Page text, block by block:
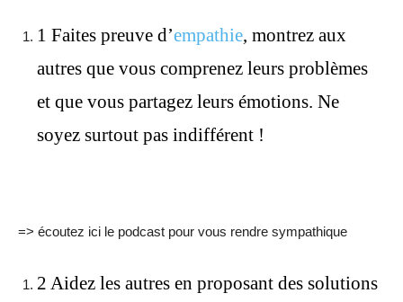
1 Faites preuve d’empathie, montrez aux
autres que vous comprenez leurs problèmes
et que vous partagez leurs émotions. Ne
soyez surtout pas indifférent !
=> écoutez ici le podcast pour vous rendre sympathique
2 Aidez les autres en proposant des solutions